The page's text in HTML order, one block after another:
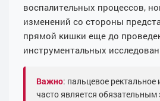
воспалительных процессов,
изменений со стороны
прямой кишки еще до
инструментальных
Важно: пальцевое ректальное
часто является обязательным